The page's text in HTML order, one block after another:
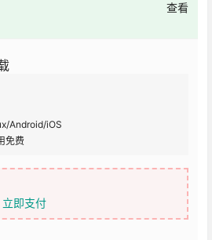
查看
Android/iOS
免费
立即支付